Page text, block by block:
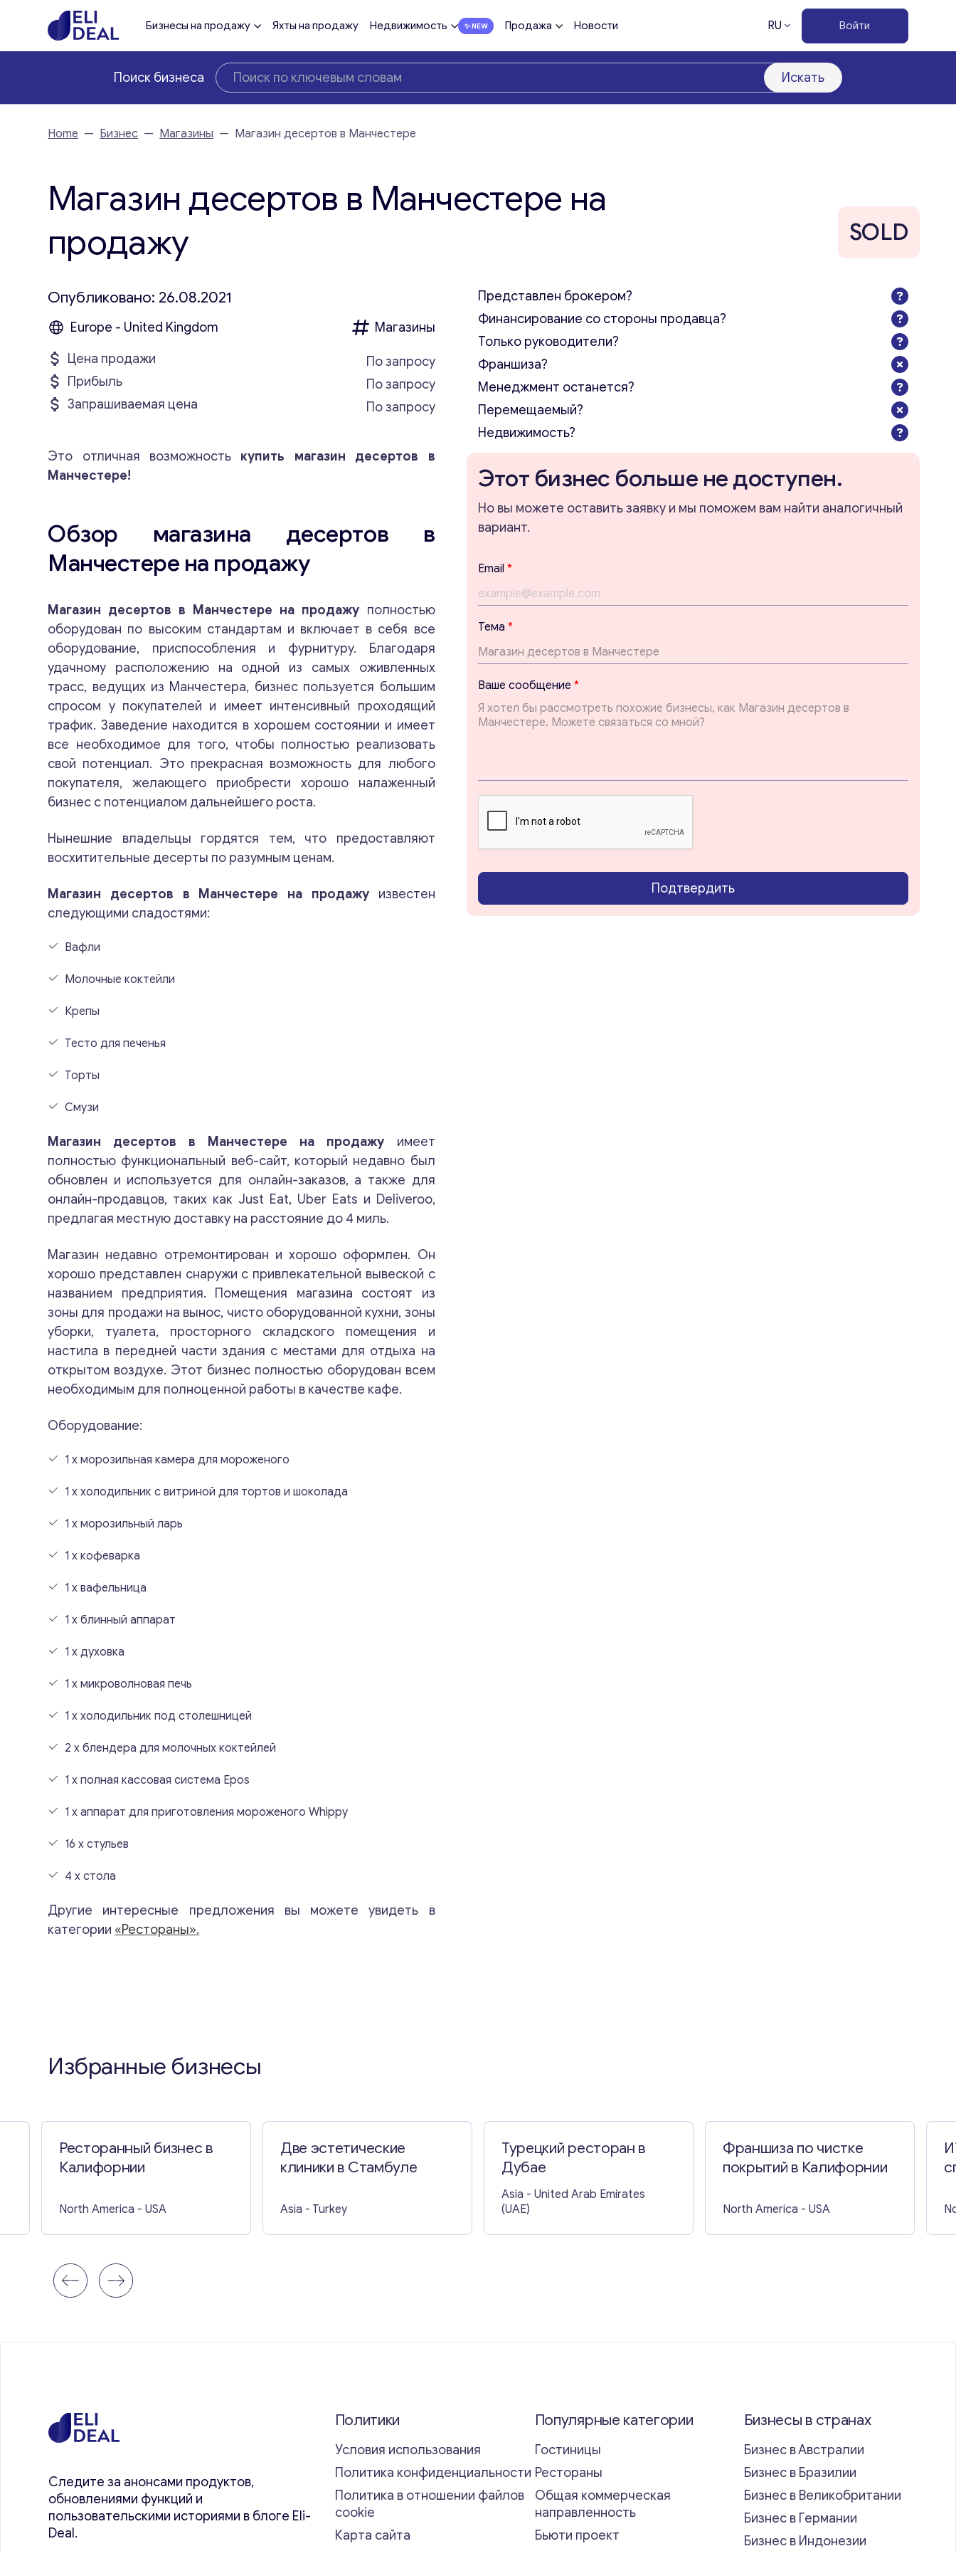
Бизнесы на продажу Яхты на продажу Недвижимость Продажа Новости RU Войти
Поиск бизнеса Искать
Отправьте нам запрос, и мы свяжемся с вами в
ближайшее время.
Email*
Ваши комментарии
Home — Бизнес — Магазины — Магазин десертов в Манчестере
Магазин десертов в Манчестере на
продажу
SOLD
Опубликовано: 26.08.2021
Europe - United Kingdom
Магазины
Цена продажи
По запросу
Прибыль
По запросу
Запрашиваемая цена
По запросу
Это отличная возможность купить магазин десертов в
Манчестере!
Обзор магазина десертов в
Манчестере на продажу
Магазин десертов в Манчестере на продажу полностью
оборудован по высоким стандартам и включает в себя все
оборудование, приспособления и фурнитуру. Благодаря
удачному расположению на одной из самых оживленных
трасс, ведущих из Манчестера, бизнес пользуется большим
спросом у покупателей и имеет интенсивный проходящий
трафик. Заведение находится в хорошем состоянии и имеет
все необходимое для того, чтобы полностью реализовать
свой потенциал. Это прекрасная возможность для любого
покупателя, желающего приобрести хорошо налаженный
бизнес с потенциалом дальнейшего роста.
Нынешние владельцы гордятся тем, что предоставляют
восхитительные десерты по разумным ценам.
Магазин десертов в Манчестере на продажуизвестен
следующими сладостями:
Вафли
Молочные коктейли
Крепы
Тесто для печенья
Торты
Смузи
Магазин десертов в Манчестере на продажу имеет
полностью функциональный веб-сайт, который недавно был
обновлен и используется для онлайн-заказов, а также для
онлайн-продавцов, таких как Just Eat, Uber Eats и Deliveroo,
предлагая местную доставку на расстояние до 4 миль.
Магазин недавно отремонтирован и хорошо оформлен. Он
хорошо представлен снаружи с привлекательной вывеской с
названием предприятия. Помещения магазина состоят из
зоны для продажи на вынос, чисто оборудованной кухни, зоны
уборки, туалета, просторного складского помещения и
настила в передней части здания с местами для отдыха на
открытом воздухе. Этот бизнес полностью оборудован всем
необходимым для полноценной работы в качестве кафе.
Оборудование:
1 x морозильная камера для мороженого
1 x холодильник с витриной для тортов и шоколада
1 x морозильный ларь
1 x кофеварка
1 x вафельница
1 x блинный аппарат
1 x духовка
1 x микроволновая печь
1 x холодильник под столешницей
2 x блендера для молочных коктейлей
1 x полная кассовая система Epos
1 x аппарат для приготовления мороженого Whippy
16 x стульев
4 x стола
Другие интересные предложения вы можете увидеть в
категории «Рестораны».
Представлен брокером?
Финансирование со стороны продавца?
Только руководители?
Франшиза?
Менеджмент останется?
Перемещаемый?
Недвижимость?
Этот бизнес больше не доступен.
Но вы можете оставить заявку и мы поможем вам найти аналогичный
вариант.
E
m
a
i
l
*
Т
е
а
Email *
Тема *
Ваше сообщение *
Подтвердить
Избранные бизнесы
Ресторанный бизнес в
Калифорнии
North America - USA
Две эстетические
клиники в Стамбуле
Asia - Turkey
Турецкий ресторан в
Дубае
Asia - United Arab Emirates
(UAE)
Франшиза по чистке
покрытий в Калифорнии
North America - USA
Следите за анонсами продуктов,
обновлениями функций и
пользовательскими историями в блоге Eli-
Deal.
Политики
Условия использования
Политика конфиденциальности
Политика в отношении файлов
cookie
Карта сайта
Популярные категории
Гостиницы
Рестораны
Общая коммерческая
направленность
Бьюти проект
Бизнесы в странах
Бизнес в Австралии
Бизнес в Бразилии
Бизнес в Великобритании
Бизнес в Германии
Бизнес в Индонезии